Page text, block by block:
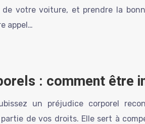
de votre voiture, et prendre la
appel…
: comment être
un préjudice corporel
de vos droits. Elle sert à